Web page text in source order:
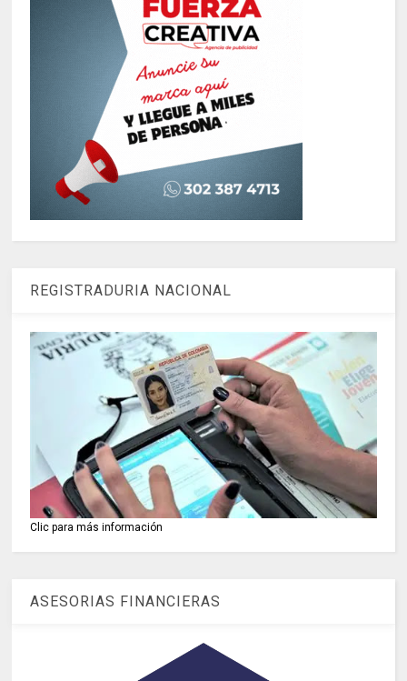
REGISTRADURIA NACIONAL
Clic para más información
ASESORIAS FINANCIERAS